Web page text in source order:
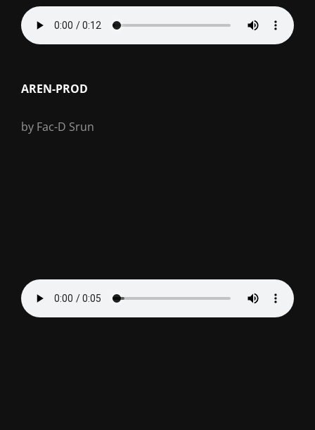
AREN-PROD
by Fac-D Srun